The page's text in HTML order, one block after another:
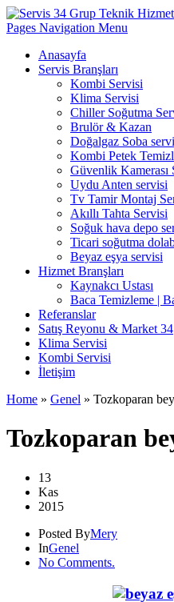
Pages Navigation Menu
Anasayfa
Servis Branşları
Kombi Servisi
Klima Servisi
Chiller Soğutma
Brulör & Kazan
Doğalgaz Soba
Kombi Petek
Güvenlik Kamerası
Uydu Anten servisi
Tv Tamir Montaj
Akıllı Tahta Servisi
Soğuk hava depo
Ticari soğutma
Beyaz eşya servisi
Hizmet Branşları
Kaynakcı Ustası
Baca Temizleme |
Referanslar
Satış Reyonu & Market 34
Klima Servisi
Kombi Servisi
İletişim
Home » Genel » Tozkoparan
Tozkoparan
13
Kas
2015
Posted ByMery
InGenel
No Comments.